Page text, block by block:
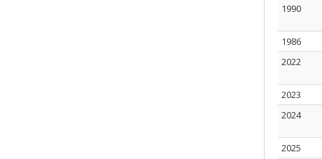
1990
1986
2022
2023
2024
2025